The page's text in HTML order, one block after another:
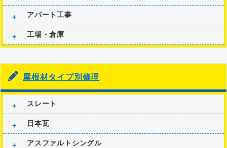
アパート工事
工場・倉庫
屋根材タイプ別修理
スレート
日本瓦
アスファルトシングル